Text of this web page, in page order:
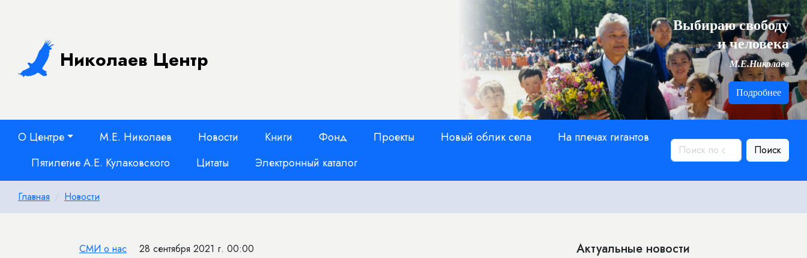
Николаев Центр
Выбираю свободу
и человека
М.Е.Николаев
Подробнее
О Центре М.Е. Николаев Новости Книги Фонд Проекты Новый облик села
На плечах гигантов
Пятилетие А.Е. Кулаковского
Цитаты Электронный каталог
Поиск
Главная Новости
СМИ о нас 28 сентября 2021 г. 00:00 Актуальные новости